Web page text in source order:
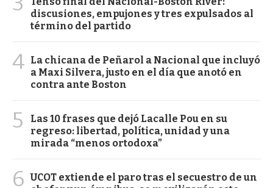
discusiones, empujones y tres expulsados al
término del partido
4 La chicana de Peñarol a Nacional que incluyó
a Maxi Silvera, justo en el día que anotó en
contra ante Boston
5
Las 10 frases que dejó Lacalle Pou en su
regreso: libertad, política, unidad y una
mirada “menos ortodoxa”
6 UCOT extiende el paro tras el secuestro de un